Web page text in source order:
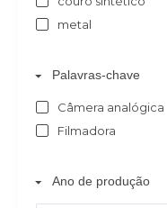
metal
Palavras-chave
Câmera analógica
Filmadora
Ano de produção